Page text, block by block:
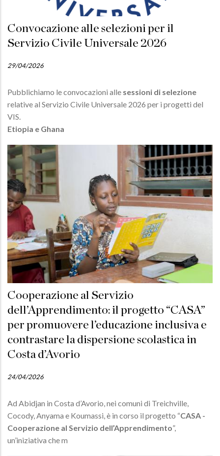
Convocazione alle selezioni per il
Servizio Civile Universale 2026
29/04/2026
Pubblichiamo le convocazioni alle sessioni di selezione
relative al Servizio Civile Universale 2026 per i progetti del
VIS.
Etiopia e Ghana
Cooperazione al Servizio
dell’Apprendimento: il progetto “CASA”
per promuovere l’educazione inclusiva e
contrastare la dispersione scolastica in
Costa d’Avorio
24/04/2026
Ad Abidjan in Costa d’Avorio, nei comuni di Treichville,
Cocody, Anyama e Koumassi, è in corso il progetto “CASA -
Cooperazione al Servizio dell’Apprendimento”,
un’iniziativa che m